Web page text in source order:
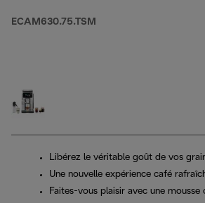
ECAM630.75.TSM
Libérez le véritable goût de vos
Une nouvelle expérience café
Faites-vous plaisir avec une mousse